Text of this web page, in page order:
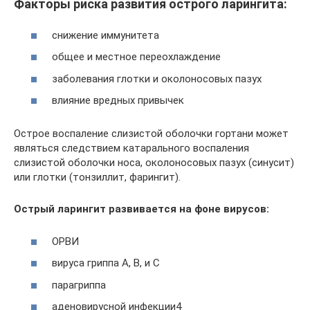
Факторы риска развития острого ларингита:
снижение иммунитета
общее и местное переохлаждение
заболевания глотки и околоносовых пазух
влияние вредных привычек
Острое воспаление слизистой оболочки гортани может
являться следствием катарального воспаления
слизистой оболочки носа, околоносовых пазух (синусит)
или глотки (тонзиллит, фарингит).
Острый ларингит развивается на фоне вирусов:
ОРВИ
вируса гриппа A, B, и C
парагриппа
аденовирусной инфекции4